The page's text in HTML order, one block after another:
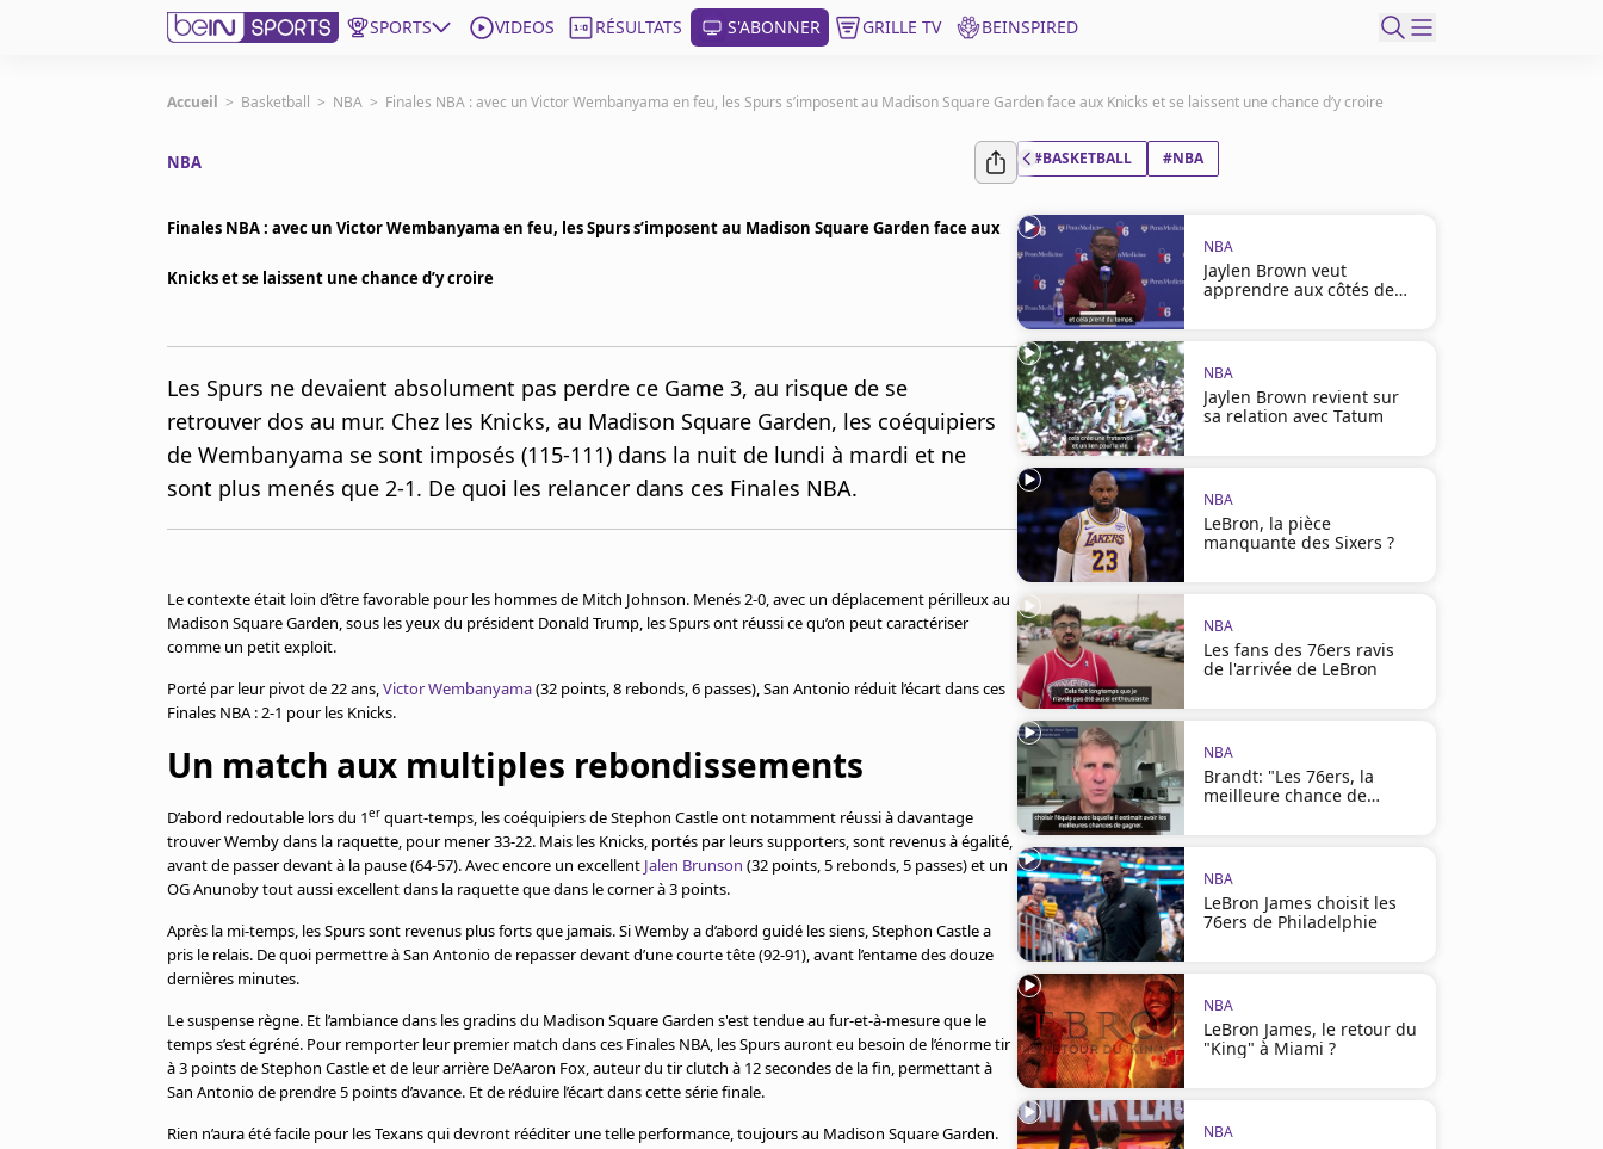
SPORTS VIDEOS RÉSULTATS S'ABONNER GRILLE TV BEINSPIRED
beIN SPORTS CONNECT
Gérer les notifications
beINSPIRED
Paramétrer mon consentement
Accueil > Basketball > NBA > Finales NBA : avec un Victor Wembanyama en feu, les Spurs s’imposent au Madison Square Garden face aux Knicks et se laissent une chance d’y croire
NBA
Finales NBA : avec un Victor Wembanyama en feu, les Spurs s’imposent au Madison Square Garden face aux
Knicks et se laissent une chance d’y croire
Les Spurs ne devaient absolument pas perdre ce Game 3, au risque de se
retrouver dos au mur. Chez les Knicks, au Madison Square Garden, les coéquipiers
de Wembanyama se sont imposés (115-111) dans la nuit de lundi à mardi et ne
sont plus menés que 2-1. De quoi les relancer dans ces Finales NBA.
Le contexte était loin d’être favorable pour les hommes de Mitch Johnson. Menés 2-0, avec un déplacement périlleux au
Madison Square Garden, sous les yeux du président Donald Trump, les Spurs ont réussi ce qu’on peut caractériser
comme un petit exploit.
Porté par leur pivot de 22 ans,Victor Wembanyama(32 points, 8 rebonds, 6 passes), San Antonio réduit l’écart dans ces
Finales NBA : 2-1 pour les Knicks.
Un match aux multiples rebondissements
D’abord redoutable lors du 1er quart-temps, les coéquipiers de Stephon Castle ont notamment réussi à davantage
trouver Wemby dans la raquette, pour mener 33-22. Mais les Knicks, portés par leurs supporters, sont revenus à égalité,
avant de passer devant à la pause (64-57). Avec encore un excellent Jalen Brunson (32 points, 5 rebonds, 5 passes) et un
OG Anunoby tout aussi excellent dans la raquette que dans le corner à 3 points.
Après la mi-temps, les Spurs sont revenus plus forts que jamais. Si Wemby a d’abord guidé les siens, Stephon Castle a
pris le relais. De quoi permettre à San Antonio de repasser devant d’une courte tête (92-91), avant l’entame des douze
dernières minutes.
Le suspense règne. Et l’ambiance dans les gradins du Madison Square Garden s'est tendue au fur-et-à-mesure que le
temps s’est égréné. Pour remporter leur premier match dans ces Finales NBA, les Spurs auront eu besoin de l’énorme tir
à 3 points de Stephon Castle et de leur arrière De’Aaron Fox, auteur du tir clutch à 12 secondes de la fin, permettant à
San Antonio de prendre 5 points d’avance. Et de réduire l’écart dans cette série finale.
Rien n’aura été facile pour les Texans qui devront rééditer une telle performance, toujours au Madison Square Garden.
#BASKETBALL #NBA
NBA
Jaylen Brown veut
apprendre aux côtés de
NBA
Jaylen Brown revient sur
sa relation avec Tatum
NBA
LeBron, la pièce
manquante des Sixers ?
NBA
Les fans des 76ers ravis
de l'arrivée de LeBron
NBA
Brandt: "Les 76ers, la
meilleure chance de
NBA
LeBron James choisit les
76ers de Philadelphie
NBA
LeBron James, le retour du
"King" à Miami ?
NBA